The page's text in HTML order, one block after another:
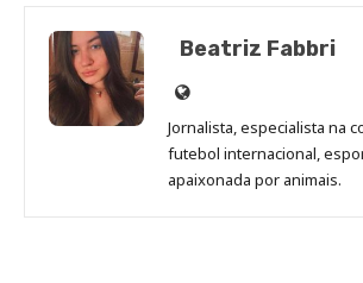
Beatriz Fabbri
Site
de
Beatriz
Fabbri
Jornalista, especialista na
futebol internacional,
apaixonada por animais.